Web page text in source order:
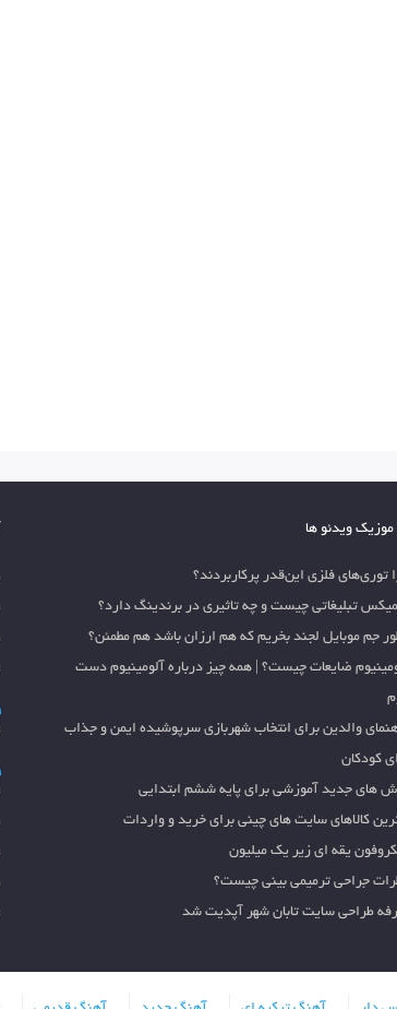
موزیک ویدئو ها
توری‌های فلزی این‌قدر پرکاربردند؟
تبلیغاتی چیست و چه تاثیری در برندینگ دارد؟
جم موبایل لجند بخریم که هم ارزان باشد هم مطمئن؟
ضایعات چیست؟ | همه چیز درباره آلومینیوم دست
والدین برای انتخاب شهربازی سرپوشیده ایمن و جذاب
کودکان
های جدید آموزشی برای پایه ششم ابتدایی
کالاهای سایت های چینی برای خرید و واردات
یقه ای زیر یک میلیون
جراحی ترمیمی بینی چیست؟
طراحی سایت تابان شهر آپدیت شد